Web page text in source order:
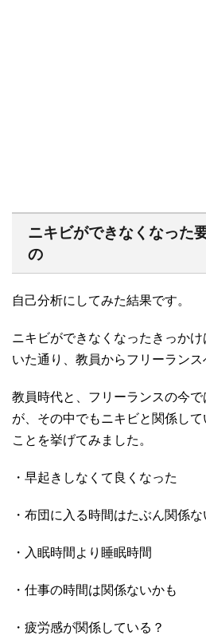
ニキビができなくなった
の
自己分析にしてみた結果です。
ニキビができなくなったきっか
いた通り、教員からフリーランス
教員時代と、フリーランスの今
が、その中でもニキビと関係し
ことを挙げてみました。
・早起きしなくて良くなった
・布団に入る時間はたぶん関係な
・入眠時間より睡眠時間
・仕事の時間は関係ないかも
・疲労感が関係している？